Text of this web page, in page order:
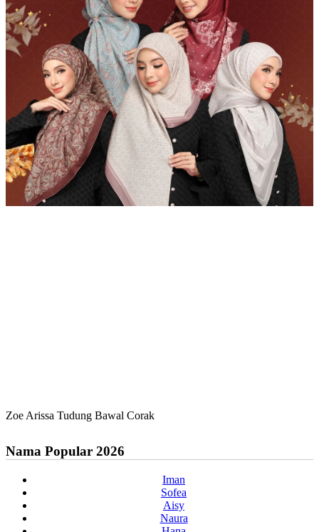
Zoe Arissa Tudung Bawal Corak
Nama Popular 2026
Iman
Sofea
Aisy
Naura